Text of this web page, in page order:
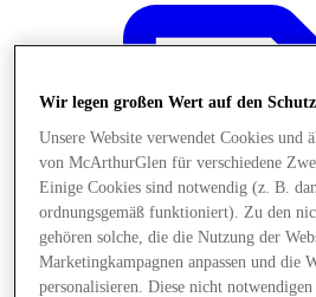
Wir legen großen Wert auf den
Unsere Website verwendet Cookies und
von McArthurGlen für verschiedene
Einige Cookies sind notwendig (z. B.
ordnungsgemäß funktioniert). Zu den
gehören solche, die die Nutzung der
Marketingkampagnen anpassen und die
personalisieren. Diese nicht